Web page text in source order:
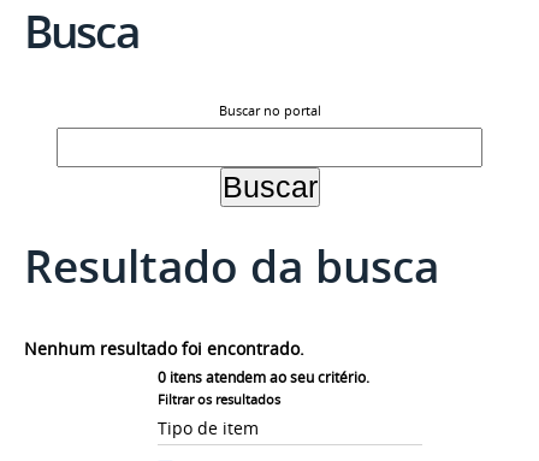
Busca
Buscar no portal
Resultado da busca
0 itens atendem ao seu critério.
Filtrar os resultados
Tipo de item
Nenhum resultado foi encontrado.